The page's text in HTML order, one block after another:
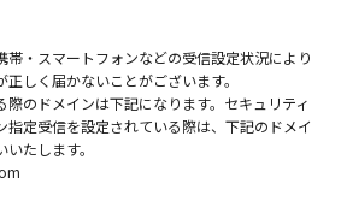
帯・スマートフォンなどの受信設定状況により
しく届かないことがございます。
のドメインは下記になります。セキュリティ
指定受信を設定されている際は、下記のドメイ
たします。